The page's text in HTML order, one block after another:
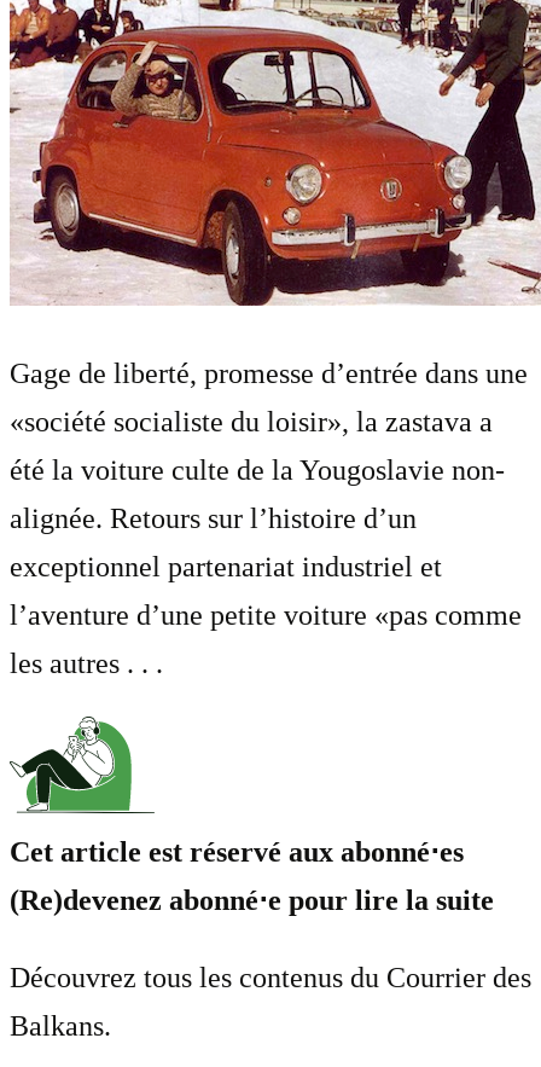
Gage de liberté, promesse d’entrée dans une
«société socialiste du loisir», la zastava a
été la voiture culte de la Yougoslavie non-
alignée. Retours sur l’histoire d’un
exceptionnel partenariat industriel et
l’aventure d’une petite voiture «pas comme
les autres . . .
Cet article est réservé aux abonné⋅es
(Re)devenez abonné⋅e pour lire la suite
Découvrez tous les contenus du Courrier des
Balkans.